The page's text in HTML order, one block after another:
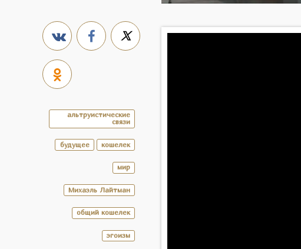
альтруистические
связи
будущее кошелек
мир
Михаэль Лайтман
общий кошелек
эгоизм